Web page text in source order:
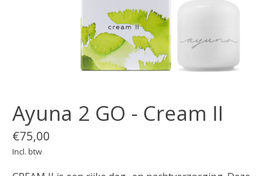
Ayuna 2 GO - Cream II
€75,00
Incl. btw